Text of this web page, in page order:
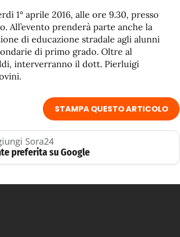
1° aprile 2016, alle ore 9.30, presso
All’evento prenderà parte anche la
di educazione stradale agli alunni
di primo grado. Oltre al
interverranno il dott. Pierluigi
STAMPA QUESTO ARTICOLO
Sora24
preferita su Google